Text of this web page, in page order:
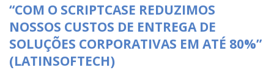
“COM O SCRIPTCASE REDUZIMOS
NOSSOS CUSTOS DE ENTREGA DE
SOLUÇÕES CORPORATIVAS EM ATÉ 80%”
(LATINSOFTECH)